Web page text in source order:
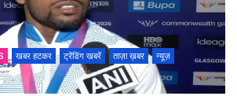
खबर हटकर ट्रेंडिंग खबरें ताज़ा ख़बर
न्यूज़